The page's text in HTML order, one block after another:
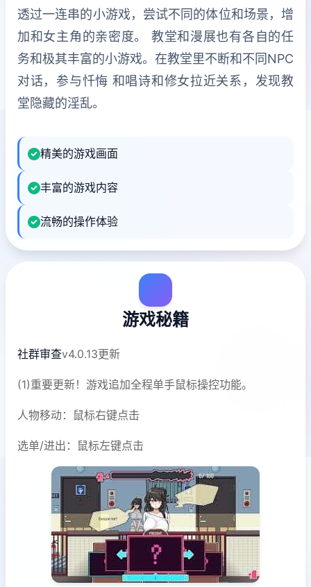
透过一连串的小游戏，尝试不同的体位和场景，增
加和女主角的亲密度。 教堂和漫展也有各自的任
务和极其丰富的小游戏。在教堂里不断和不同NPC
对话，参与忏悔 和唱诗和修女拉近关系，发现教
堂隐藏的淫乱。
精美的游戏画面
丰富的游戏内容
流畅的操作体验
游戏秘籍
社群审查v4.0.13更新
(1)重要更新！游戏追加全程单手鼠标操控功能。
人物移动：鼠标右键点击
选单/进出：鼠标左键点击